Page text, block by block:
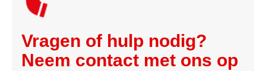
Vragen of hulp nodig?
Neem contact met ons op